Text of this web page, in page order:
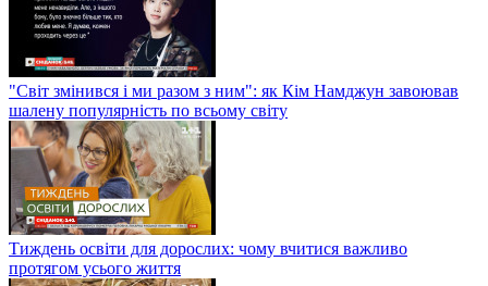
"Світ змінився і ми разом з ним": як Кім Намджун завоював
шалену популярність по всьому світу
Тиждень освіти для дорослих: чому вчитися важливо
протягом усього життя